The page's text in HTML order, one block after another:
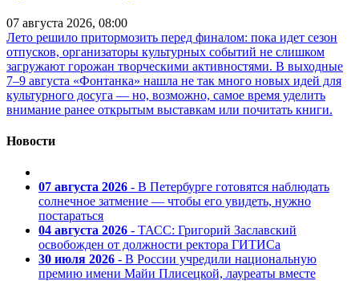
07 августа 2026, 08:00
Лето решило притормозить перед финалом: пока идет сезон
отпусков, организаторы культурных событий не слишком
загружают горожан творческими активностями. В выходные
7–9 августа «Фонтанка» нашла не так много новых идей для
культурного досуга — но, возможно, самое время уделить
внимание ранее открытым выставкам или почитать книги.
Новости
07 августа 2026 - В Петербурге готовятся наблюдать
солнечное затмение — чтобы его увидеть, нужно
постараться
04 августа 2026 - ТАСС: Григорий Заславский
освобожден от должности ректора ГИТИСа
30 июля 2026 - В России учредили национальную
премию имени Майи Плисецкой, лауреаты вместе